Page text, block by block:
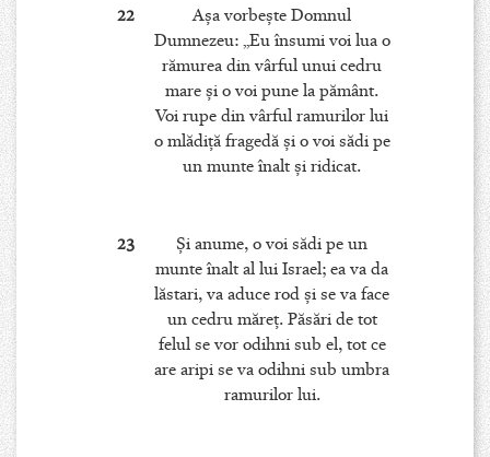
22
Aşa vorbeşte Domnul
Dumnezeu: „Eu însumi voi lua o
rămurea din vârful unui cedru
mare şi o voi pune la pământ.
Voi rupe din vârful ramurilor lui
o mlădiţă fragedă şi o voi sădi pe
un munte înalt şi ridicat.
23
Şi anume, o voi sădi pe un
munte înalt al lui Israel; ea va da
lăstari, va aduce rod şi se va face
un cedru măreţ. Păsări de tot
felul se vor odihni sub el, tot ce
are aripi se va odihni sub umbra
ramurilor lui.